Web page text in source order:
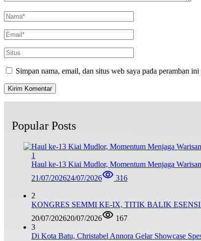
Simpan nama, email, dan situs web saya pada peramban
Popular Posts
1
Haul ke-13 Kiai Mudlor, Momentum Menjaga
21/07/202624/07/2026 316
2
KONGRES SEMMI KE-IX, TITIK BALIK
20/07/202620/07/2026
167
3
Di Kota Batu, Christabel Annora Gelar Showcase